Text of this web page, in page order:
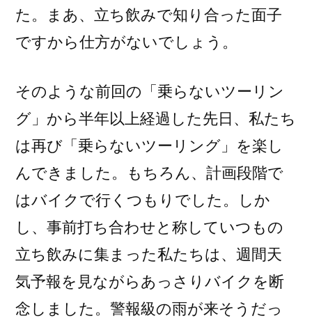
た。まあ、立ち飲みで知り合った面子
ですから仕方がないでしょう。
そのような前回の「乗らないツーリン
グ」から半年以上経過した先日、私たち
は再び「乗らないツーリング」を楽し
んできました。もちろん、計画段階で
はバイクで行くつもりでした。しか
し、事前打ち合わせと称していつもの
立ち飲みに集まった私たちは、週間天
気予報を見ながらあっさりバイクを断
念しました。警報級の雨が来そうだっ